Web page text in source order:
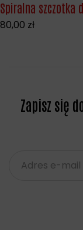
Spiralna szczotka
80,00 zł
Zapisz się